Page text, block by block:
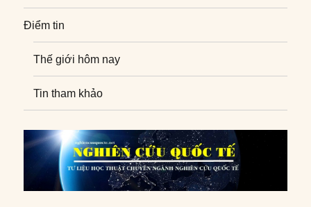
Điểm tin
Thế giới hôm nay
Tin tham khảo